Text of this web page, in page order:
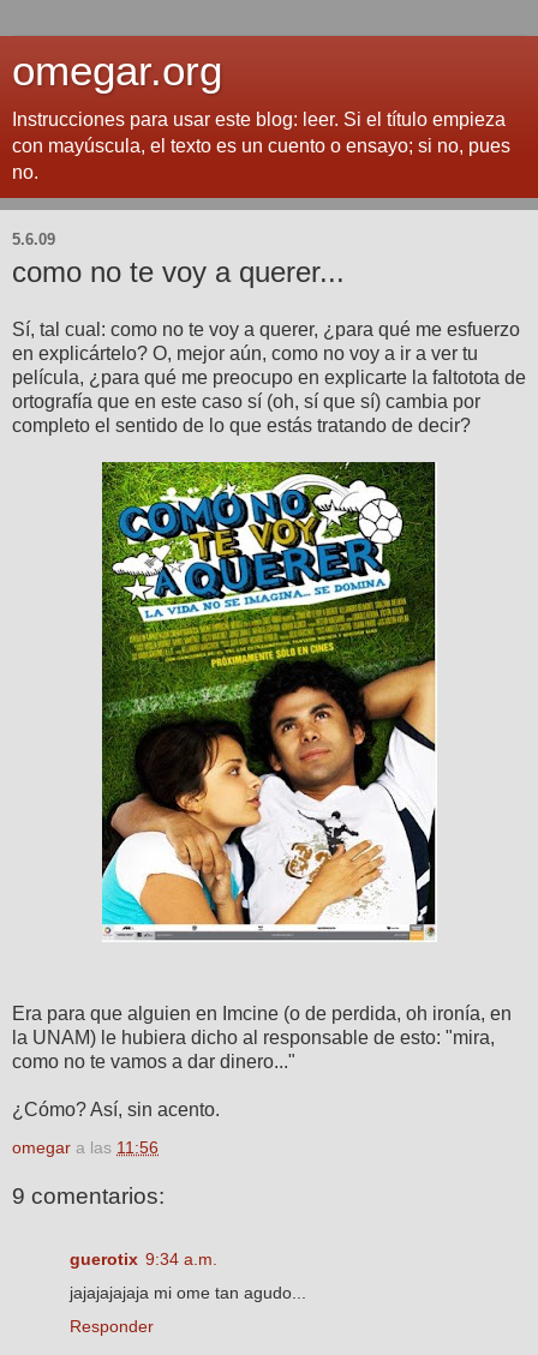
omegar.org
Instrucciones para usar este blog: leer. Si el título empieza
con mayúscula, el texto es un cuento o ensayo; si no, pues
no.
5.6.09
como no te voy a querer...
Sí, tal cual: como no te voy a querer, ¿para qué me esfuerzo
en explicártelo? O, mejor aún, como no voy a ir a ver tu
película, ¿para qué me preocupo en explicarte la faltotota de
ortografía que en este caso sí (oh, sí que sí) cambia por
completo el sentido de lo que estás tratando de decir?
Era para que alguien en Imcine (o de perdida, oh ironía, en
la UNAM) le hubiera dicho al responsable de esto: "mira,
como no te vamos a dar dinero..."
¿Cómo? Así, sin acento.
omegar a las 11:56
9 comentarios:
guerotix 9:34 a.m.
jajajajajaja mi ome tan agudo...
Responder